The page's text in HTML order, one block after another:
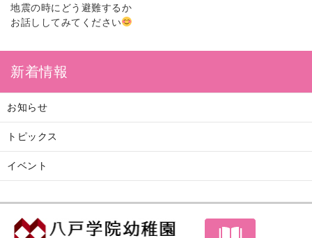
地震の時にどう避難するか
お話ししてみてください
新着情報
お知らせ
トピックス
イベント